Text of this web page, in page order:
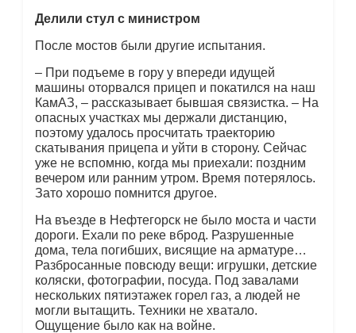
Делили стул с министром
После мостов были другие испытания.
– При подъеме в гору у впереди идущей
машины оторвался прицеп и покатился на наш
КамАЗ, – рассказывает бывшая связистка. – На
опасных участках мы держали дистанцию,
поэтому удалось просчитать траекторию
скатывания прицепа и уйти в сторону. Сейчас
уже не вспомню, когда мы приехали: поздним
вечером или ранним утром. Время потерялось.
Зато хорошо помнится другое.
На въезде в Нефтегорск не было моста и части
дороги. Ехали по реке вброд. Разрушенные
дома, тела погибших, висящие на арматуре…
Разбросанные повсюду вещи: игрушки, детские
коляски, фотографии, посуда. Под завалами
нескольких пятиэтажек горел газ, а людей не
могли вытащить. Техники не хватало.
Ощущение было как на войне.